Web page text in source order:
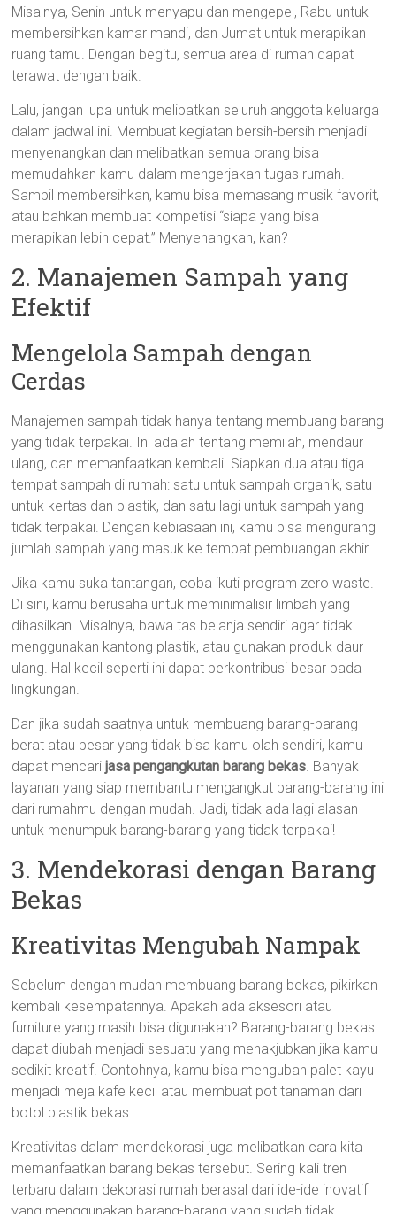
Misalnya, Senin untuk menyapu dan mengepel, Rabu untuk
membersihkan kamar mandi, dan Jumat untuk merapikan
ruang tamu. Dengan begitu, semua area di rumah dapat
terawat dengan baik.
Lalu, jangan lupa untuk melibatkan seluruh anggota keluarga
dalam jadwal ini. Membuat kegiatan bersih-bersih menjadi
menyenangkan dan melibatkan semua orang bisa
memudahkan kamu dalam mengerjakan tugas rumah.
Sambil membersihkan, kamu bisa memasang musik favorit,
atau bahkan membuat kompetisi “siapa yang bisa
merapikan lebih cepat.” Menyenangkan, kan?
2. Manajemen Sampah yang
Efektif
Mengelola Sampah dengan
Cerdas
Manajemen sampah tidak hanya tentang membuang barang
yang tidak terpakai. Ini adalah tentang memilah, mendaur
ulang, dan memanfaatkan kembali. Siapkan dua atau tiga
tempat sampah di rumah: satu untuk sampah organik, satu
untuk kertas dan plastik, dan satu lagi untuk sampah yang
tidak terpakai. Dengan kebiasaan ini, kamu bisa mengurangi
jumlah sampah yang masuk ke tempat pembuangan akhir.
Jika kamu suka tantangan, coba ikuti program zero waste.
Di sini, kamu berusaha untuk meminimalisir limbah yang
dihasilkan. Misalnya, bawa tas belanja sendiri agar tidak
menggunakan kantong plastik, atau gunakan produk daur
ulang. Hal kecil seperti ini dapat berkontribusi besar pada
lingkungan.
Dan jika sudah saatnya untuk membuang barang-barang
berat atau besar yang tidak bisa kamu olah sendiri, kamu
dapat mencarijasa pengangkutan barang bekas. Banyak
layanan yang siap membantu mengangkut barang-barang ini
dari rumahmu dengan mudah. Jadi, tidak ada lagi alasan
untuk menumpuk barang-barang yang tidak terpakai!
3. Mendekorasi dengan Barang
Bekas
Kreativitas Mengubah Nampak
Sebelum dengan mudah membuang barang bekas, pikirkan
kembali kesempatannya. Apakah ada aksesori atau
furniture yang masih bisa digunakan? Barang-barang bekas
dapat diubah menjadi sesuatu yang menakjubkan jika kamu
sedikit kreatif. Contohnya, kamu bisa mengubah palet kayu
menjadi meja kafe kecil atau membuat pot tanaman dari
botol plastik bekas.
Kreativitas dalam mendekorasi juga melibatkan cara kita
memanfaatkan barang bekas tersebut. Sering kali tren
terbaru dalam dekorasi rumah berasal dari ide-ide inovatif